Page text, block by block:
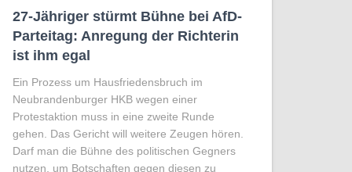
27-Jähriger stürmt Bühne bei AfD-
Parteitag: Anregung der Richterin
ist ihm egal
Ein Prozess um Hausfriedensbruch im
Neubrandenburger HKB wegen einer
Protestaktion muss in eine zweite Runde
gehen. Das Gericht will weitere Zeugen hören.
Darf man die Bühne des politischen Gegners
nutzen, um Botschaften gegen diesen zu